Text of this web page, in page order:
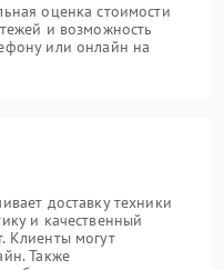
оценка стоимости
и возможность
или онлайн на
доставку техники
и качественный
Клиенты могут
Также